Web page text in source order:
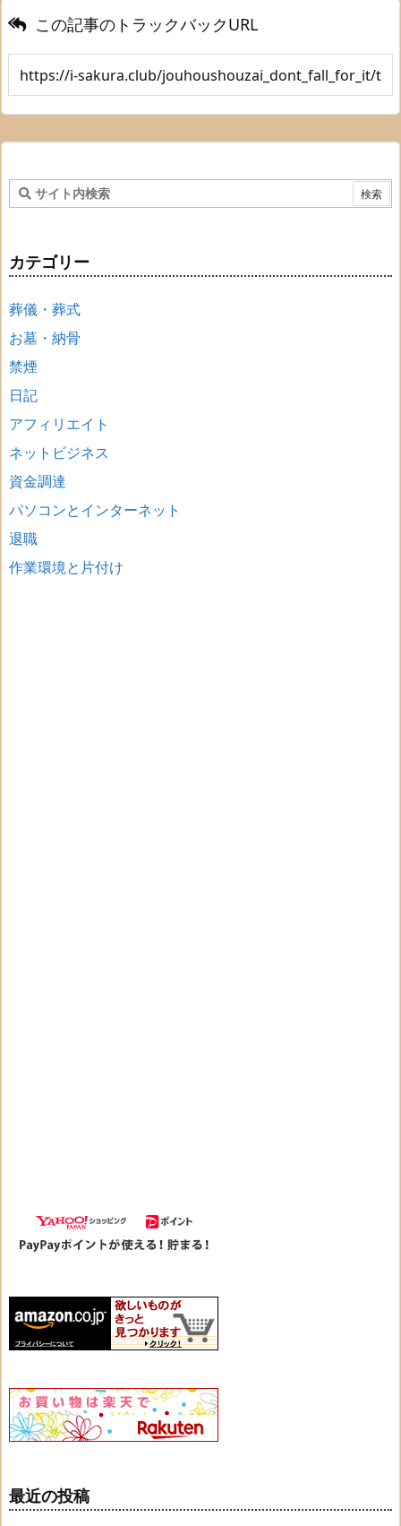
この記事のトラックバックURL
カテゴリー
葬儀・葬式
お墓・納骨
禁煙
日記
アフィリエイト
ネットビジネス
資金調達
パソコンとインターネット
退職
作業環境と片付け
最近の投稿